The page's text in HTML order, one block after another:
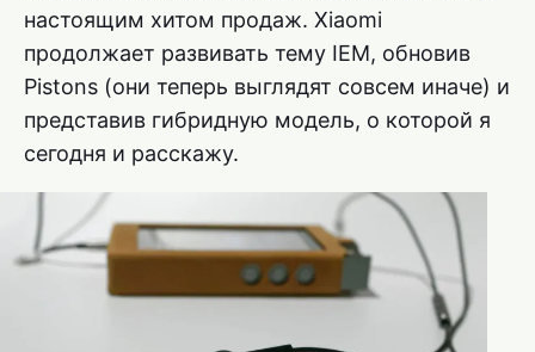
настоящим хитом продаж. Xiaomi
продолжает развивать тему IEM, обновив
Pistons (они теперь выглядят совсем иначе) и
представив гибридную модель, о которой я
сегодня и расскажу.